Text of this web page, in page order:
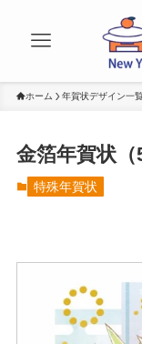
ホーム 年賀状デザイン一
金箔年賀状（
特殊年賀状